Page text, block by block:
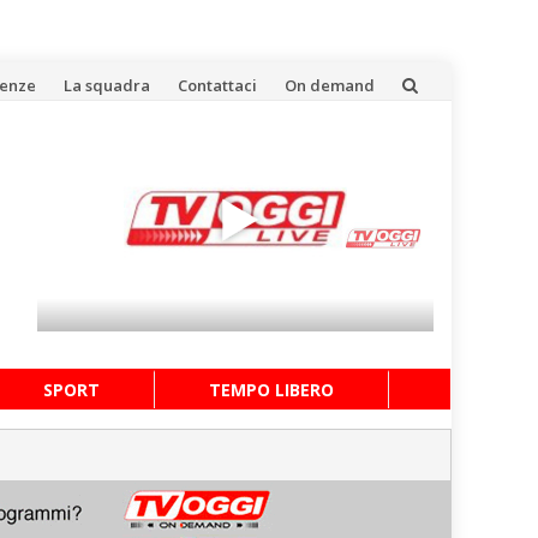
La squadra Contattaci On demand
SPORT TEMPO LIBERO